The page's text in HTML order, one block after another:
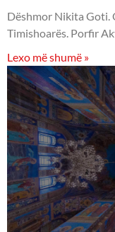
Dëshmor Nikita Goti.
Timishoarës. Porfir
Lexo më shumë »